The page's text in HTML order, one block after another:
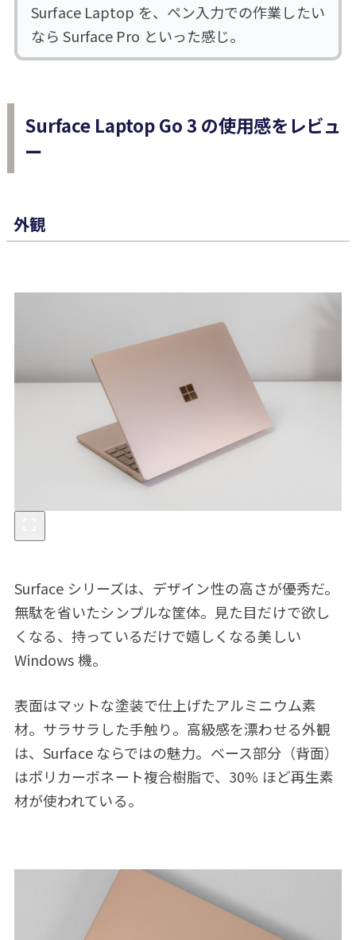
Surface Laptop を、ペン入力での作業したい
なら Surface Pro といった感じ。
Surface Laptop Go 3 の使用感をレビュ
ー
外観
Surface シリーズは、デザイン性の高さが優秀だ。
無駄を省いたシンプルな筐体。見た目だけで欲し
くなる、持っているだけで嬉しくなる美しい
Windows 機。
表面はマットな塗装で仕上げたアルミニウム素
材。サラサラした手触り。高級感を漂わせる外観
は、Surface ならではの魅力。ベース部分（背面）
はポリカーボネート複合樹脂で、30% ほど再生素
材が使われている。